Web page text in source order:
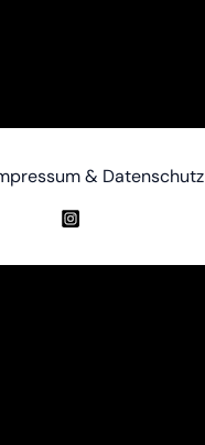
& Datenschutz